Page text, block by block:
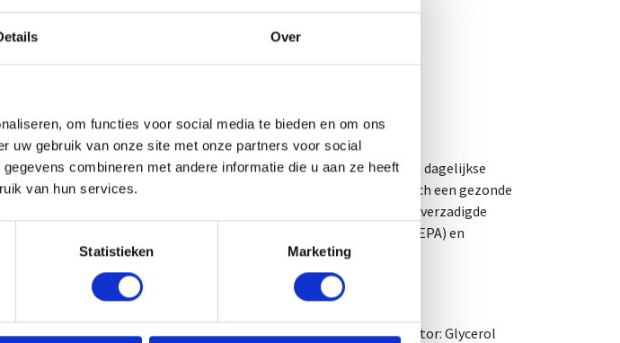
Over
om functies voor social media te bieden en om ons
uw gebruik van onze site met onze partners voor social
combineren met andere informatie die u aan ze heeft
van hun services.
Statistieken Marketing
doorslikken met water, bij voorkeur bij een maaltijd. De aanbevolen dagelijkse
vervangen geen gevarieerde en evenwichtige voeding noch een gezonde
het bereik van kinderen. Omega 3-vetzuren zijn meervoudig onverzadigde
De bekendste omega 3-vetzuren zijn eicosapentaeenzuur (EPA) en
staan vooral bekend als visvetzuren. Plaats van herkomst EU.
250 mg en EPA 125 mg), verdikkingsmiddel: maïszetmeel, stabilisator: Glycerol